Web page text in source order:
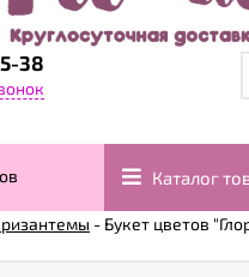
38
Каталог
- Букет цветов